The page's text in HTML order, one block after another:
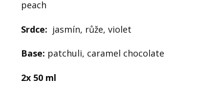
peach
Srdce: jasmín, růže, violet
Base: patchuli, caramel chocolate
2x 50 ml